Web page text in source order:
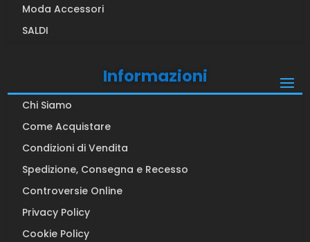
Moda Accessori
SALDI
Informazioni
Chi Siamo
Come Acquistare
Condizioni di Vendita
Spedizione, Consegna e Recesso
Controversie Online
Privacy Policy
Cookie Policy